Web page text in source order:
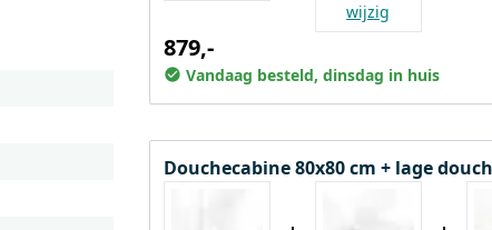
wijzig
879,-
Vandaag besteld, dinsdag in huis
Douchecabine 80x80 cm + lage